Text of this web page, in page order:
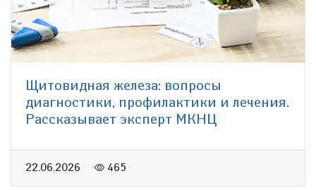
Щитовидная железа: вопросы
диагностики, профилактики и лечения.
Рассказывает эксперт МКНЦ
22.06.2026 465